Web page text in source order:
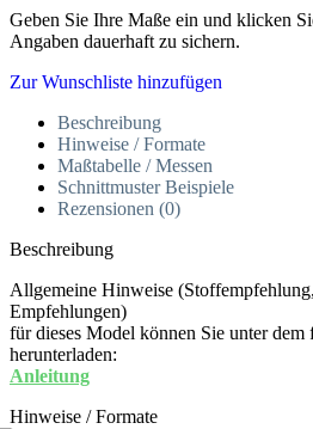
Geben Sie Ihre Maße ein und klicken
Angaben dauerhaft zu sichern.
Zur Wunschliste hinzufügen
Beschreibung
Hinweise / Formate
Maßtabelle / Messen
Schnittmuster Beispiele
Rezensionen (0)
Beschreibung
Allgemeine Hinweise
Empfehlungen)
für dieses Model können Sie unter
herunterladen:
Anleitung
Hinweise / Formate